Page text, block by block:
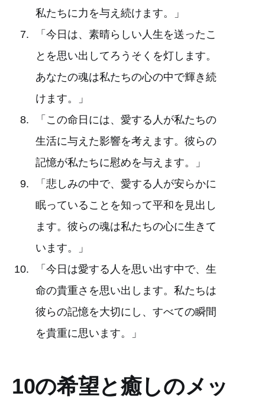
私たちに力を与え続けます。」
「今日は、素晴らしい人生を送ったこ
とを思い出してろうそくを灯します。
あなたの魂は私たちの心の中で輝き続
けます。」
「この命日には、愛する人が私たちの
生活に与えた影響を考えます。彼らの
記憶が私たちに慰めを与えます。」
「悲しみの中で、愛する人が安らかに
眠っていることを知って平和を見出し
ます。彼らの魂は私たちの心に生きて
います。」
「今日は愛する人を思い出す中で、生
命の貴重さを思い出します。私たちは
彼らの記憶を大切にし、すべての瞬間
を貴重に思います。」
10の希望と癒しのメッ